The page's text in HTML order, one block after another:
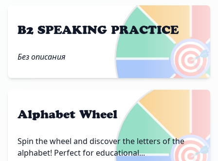
🎯
B2 SPEAKING PRACTICE
Без описания
Alphabet Wheel
Spin the wheel and discover the letters of the
alphabet! Perfect for educational...